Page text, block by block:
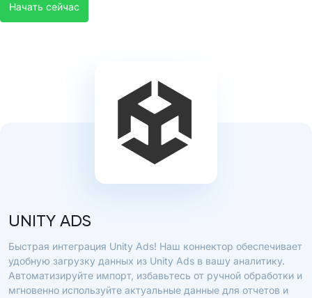
Начать сейчас
UNITY ADS
Быстрая интеграция Unity Ads! Наш коннектор обеспечивает
удобную загрузку данных из Unity Ads в вашу аналитику.
Автоматизируйте импорт, избавьтесь от ручной обработки и
мгновенно используйте актуальные данные для отчетов и